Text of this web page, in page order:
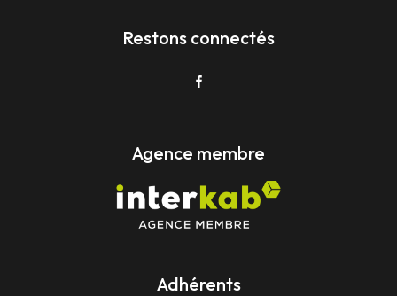
Restons connectés
Agence membre
Adhérents